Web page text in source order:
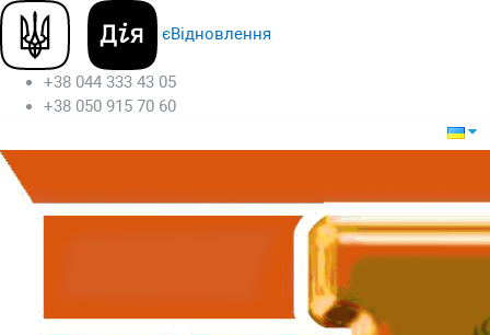
єВідновлення
+38 044 333 43 05
+38 050 915 70 60